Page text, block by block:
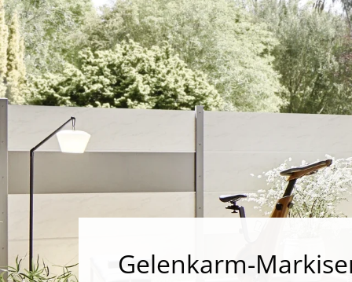
Gelenkarm-